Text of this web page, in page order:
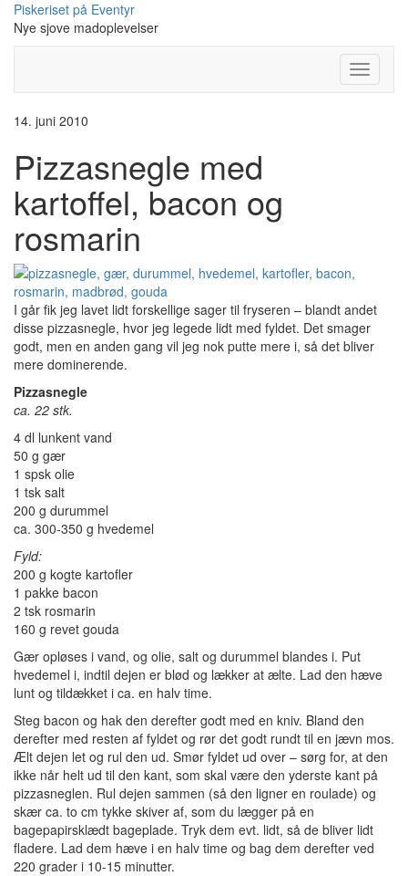
Skip
content
Piskeriset på Eventyr
Nye sjove madoplevelser
Toggle
14. juni 2010
Pizzasnegle med
kartoffel, bacon og
rosmarin
I går fik jeg lavet lidt forskellige sager til fryseren – blandt andet
disse pizzasnegle, hvor jeg legede lidt med fyldet. Det smager
godt, men en anden gang vil jeg nok putte mere i, så det bliver
mere dominerende.
Pizzasnegle
ca. 22 stk.
4 dl lunkent vand
50 g gær
1 spsk olie
1 tsk salt
200 g durummel
ca. 300-350 g hvedemel
Fyld:
200 g kogte kartofler
1 pakke bacon
2 tsk rosmarin
160 g revet gouda
Gær opløses i vand, og olie, salt og durummel blandes i. Put
hvedemel i, indtil dejen er blød og lækker at ælte. Lad den hæve
lunt og tildækket i ca. en halv time.
Steg bacon og hak den derefter godt med en kniv. Bland den
derefter med resten af fyldet og rør det godt rundt til en jævn mos.
Ælt dejen let og rul den ud. Smør fyldet ud over – sørg for, at den
ikke når helt ud til den kant, som skal være den yderste kant på
pizzasneglen. Rul dejen sammen (så den ligner en roulade) og
skær ca. to cm tykke skiver af, som du lægger på en
bagepapirsklædt bageplade. Tryk dem evt. lidt, så de bliver lidt
fladere. Lad dem hæve i en halv time og bag dem derefter ved
220 grader i 10-15 minutter.